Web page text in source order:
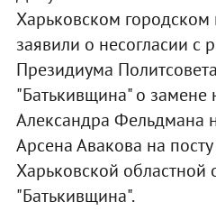
Харьковском городском
заявили о несогласии с
Президиума
"Батькивщина" о замене
Александра Фельдмана
Арсена Авакова на
Харьковской областной
"Батькивщина".